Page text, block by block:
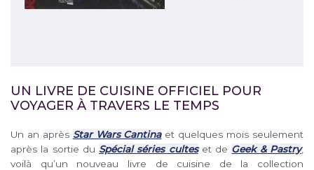
UN LIVRE DE CUISINE OFFICIEL POUR
VOYAGER À TRAVERS LE TEMPS
Un an après Star Wars Cantinaet quelques mois seulement
après la sortie du Spécial séries culteset de Geek & Pastry,
voilà qu’un nouveau livre de cuisine de la collection